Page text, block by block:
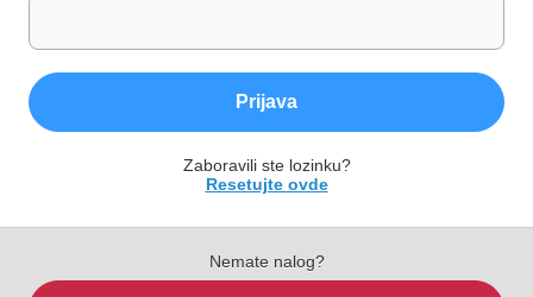
Prijava
Zaboravili ste lozinku?
Resetujte ovde
Nemate nalog?